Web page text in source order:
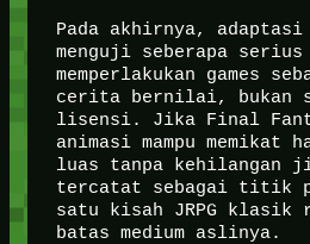
Pada akhirnya,
menguji seberapa
memperlakukan games
cerita bernilai, bukan
lisensi. Jika Final
animasi mampu memikat
luas tanpa kehilangan
tercatat sebagai titik
satu kisah JRPG klasik
batas medium aslinya.